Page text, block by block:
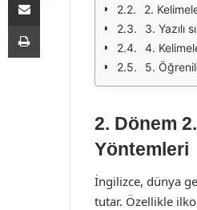
2.
3. Yazılı
4.
5.
2. Dönem
Yöntemleri
İngilizce, dünya
tutar. Özellikle